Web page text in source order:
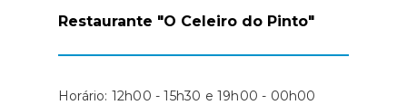
Restaurante "O Celeiro do Pinto"
Horário: 12h00 - 15h30 e 19h00 - 00h00